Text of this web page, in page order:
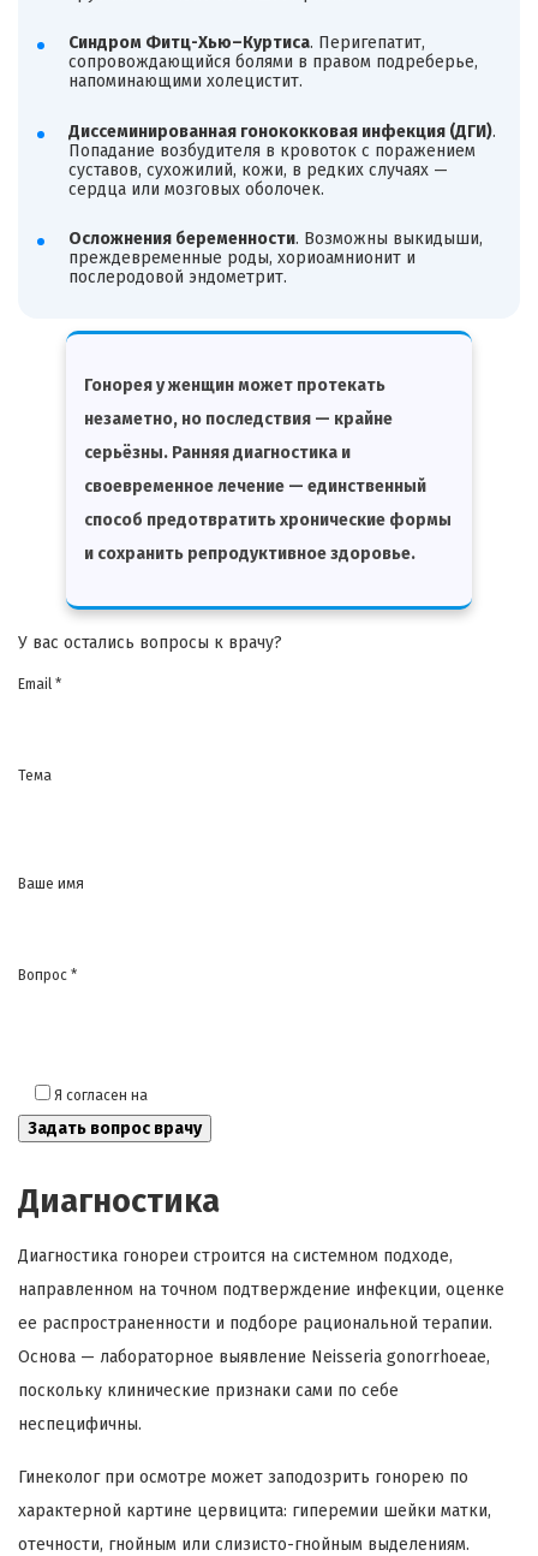
Синдром Фитц-Хью–Куртиса. Перигепатит,
сопровождающийся болями в правом подреберье,
напоминающими холецистит.
Диссеминированная гонококковая инфекция (ДГИ).
Попадание возбудителя в кровоток с поражением
суставов, сухожилий, кожи, в редких случаях —
сердца или мозговых оболочек.
Осложнения беременности. Возможны выкидыши,
преждевременные роды, хориоамнионит и
послеродовой эндометрит.
Гонорея у женщин может протекать
незаметно, но последствия — крайне
серьёзны. Ранняя диагностика и
своевременное лечение — единственный
способ предотвратить хронические формы
и сохранить репродуктивное здоровье.
У вас остались вопросы к врачу?
Email *
Тема
Ваше имя
Вопрос *
Я согласен на
Диагностика
Диагностика гонореи строится на системном подходе,
направленном на точном подтверждение инфекции, оценке
ее распространенности и подборе рациональной терапии.
Основа — лабораторное выявление Neisseria gonorrhoeae,
поскольку клинические признаки сами по себе
неспецифичны.
Гинеколог при осмотре может заподозрить гонорею по
характерной картине цервицита: гиперемии шейки матки,
отечности, гнойным или слизисто-гнойным выделениям.